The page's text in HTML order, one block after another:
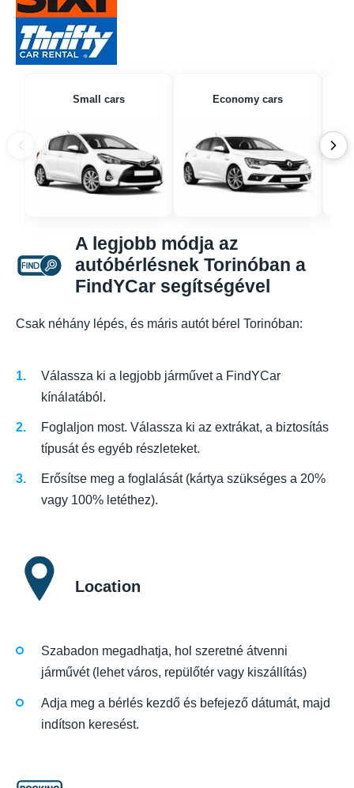
Small cars Economy cars
A legjobb módja az
autóbérlésnek Torinóban a
FindYCar segítségével
Csak néhány lépés, és máris autót bérel Torinóban:
Válassza ki a legjobb járművet a FindYCar
kínálatából.
Foglaljon most. Válassza ki az extrákat, a biztosítás
típusát és egyéb részleteket.
Erősítse meg a foglalását (kártya szükséges a 20%
vagy 100% letéthez).
Location
Szabadon megadhatja, hol szeretné átvenni
járművét (lehet város, repülőtér vagy kiszállítás)
Adja meg a bérlés kezdő és befejező dátumát, majd
indítson keresést.